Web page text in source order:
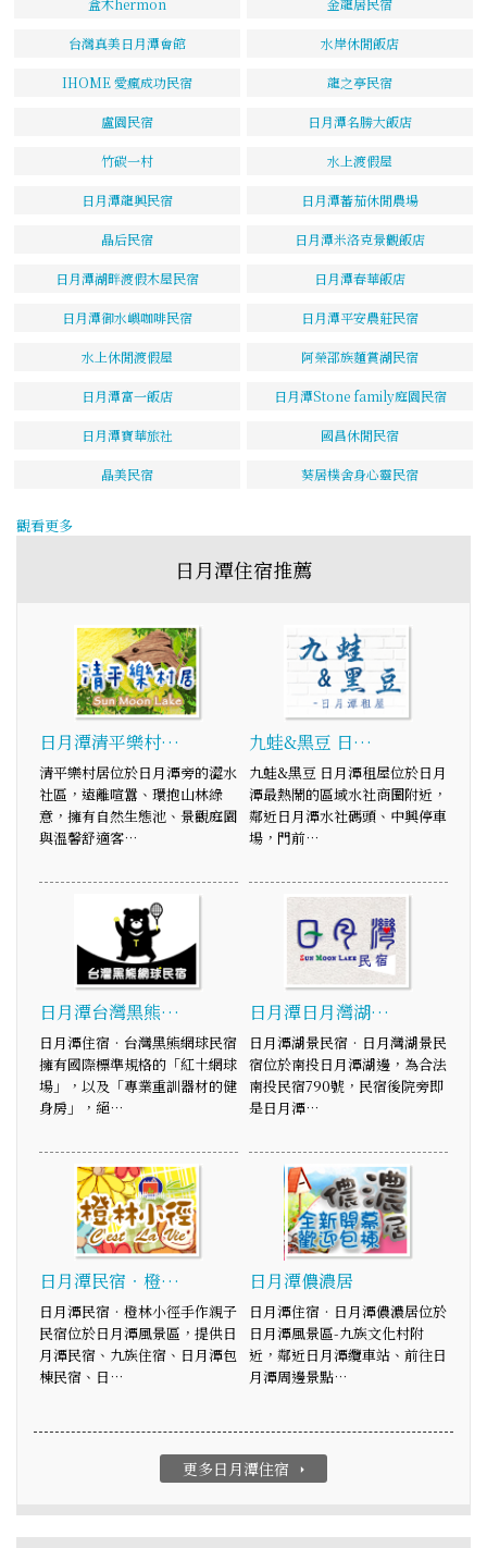
台灣真美日月潭會館 水岸休閒飯店
IHOME 愛瘋成功民宿 龍之亭民宿
盧園民宿 日月潭名勝大飯店
竹碳一村 水上渡假屋
日月潭龍興民宿 日月潭蕃茄休閒農場
晶后民宿 日月潭米洛克景觀飯店
日月潭湖畔渡假木屋民宿 日月潭春華飯店
日月潭御水嶼咖啡民宿 日月潭平安農莊民宿
水上休閒渡假屋 阿榮邵族麵賞湖民宿
日月潭富一飯店 日月潭Stone family庭園民宿
日月潭寶華旅社 國昌休閒民宿
晶美民宿 葵居樸舍身心靈民宿
觀看更多
日月潭住宿推薦
日月潭清平樂村…
清平樂村居位於日月潭旁的澀水
社區，遠離喧囂、環抱山林綠
意，擁有自然生態池、景觀庭園
與溫馨舒適客…
九蛙&黑豆 日…
九蛙&黑豆 日月潭租屋位於日月
潭最熱鬧的區域水社商圈附近，
鄰近日月潭水社碼頭、中興停車
場，門前…
日月潭台灣黑熊…
日月潭住宿‧台灣黑熊網球民宿
擁有國際標準規格的「紅土網球
場」，以及「專業重訓器材的健
身房」，絕…
日月潭日月灣湖…
日月潭湖景民宿‧日月灣湖景民
宿位於南投日月潭湖邊，為合法
南投民宿790號，民宿後院旁即
是日月潭…
日月潭民宿‧橙…
日月潭民宿‧橙林小徑手作親子
民宿位於日月潭風景區，提供日
月潭民宿、九族住宿、日月潭包
棟民宿、日…
日月潭儂濃居
日月潭住宿‧日月潭儂濃居位於
日月潭風景區-九族文化村附
近，鄰近日月潭纜車站、前往日
月潭周邊景點…
更多日月潭住宿 arrow_right